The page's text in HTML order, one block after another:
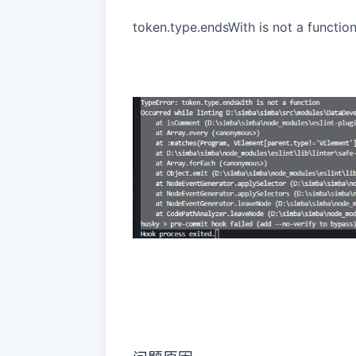
token.type.endsWith is not a function